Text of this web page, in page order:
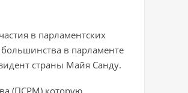
в парламентских
в парламенте
страны Майя Санду.
(ПСРМ),которую